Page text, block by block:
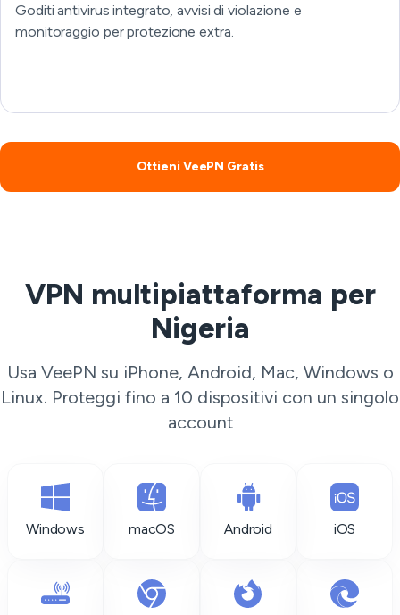
Goditi antivirus integrato, avvisi di violazione e
monitoraggio per protezione extra.
Ottieni VeePN Gratis
VPN multipiattaforma per
Nigeria
Usa VeePN su iPhone, Android, Mac, Windows o
Linux. Proteggi fino a 10 dispositivi con un singolo
account
Windows macOS Android iOS